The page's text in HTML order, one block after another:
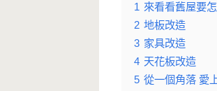
1 來看看舊屋要
2 地板改造
3 家具改造
4 天花板改造
5 從一個角落 愛